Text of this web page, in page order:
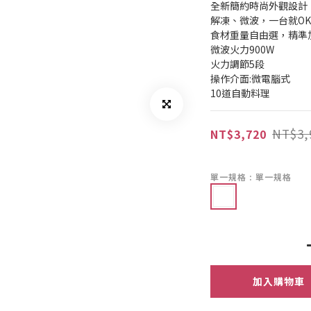
全新簡約時尚外觀設計
解凍、微波，一台就OK
食材重量自由選，精準
微波火力900W
火力調節5段
操作介面:微電腦式
10道自動料理
NT$3,720
單一規格 : 單一規格
加入購物車